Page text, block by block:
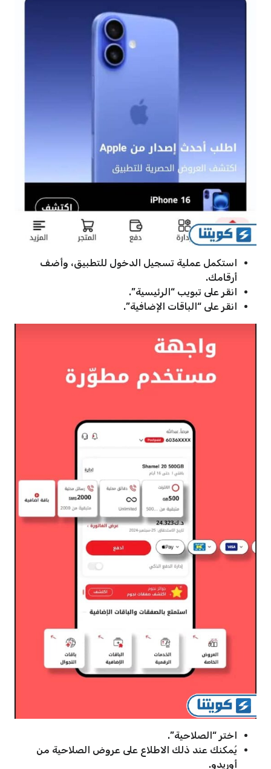
استكمل عملية تسجيل الدخول للتطبيق، وأضف
أرقامك.
انقر على تبويب “الرئيسية”.
انقر على “الباقات الإضافية”.
اختر “الصلاحية”.
يُمكنك عند ذلك الاطلاع على عروض الصلاحية من
أوريدو.